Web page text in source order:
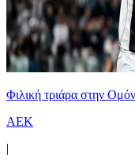
Φιλική τριάρα στην
ΑΕΚ
|